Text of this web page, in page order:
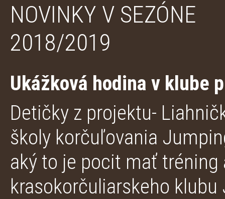
NOVINKY V SEZÓNE
2018/2019
Ukážková hodina v klube
Detičky z projektu-
školy korčuľovania
aký to je pocit mať tréning
krasokorčuliarskeho